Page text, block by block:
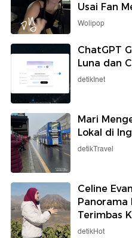
Usai Fan
Wolipop
ChatGPT
Luna dan
detikInet
Mari
Lokal di
detikTravel
Celine
Panorama
Terimbas
detikHot